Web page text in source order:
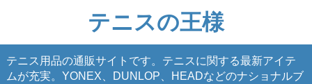
テニスの王様
テニス用品の通販サイトです。テニスに関する最新アイテ
ムが充実。YONEX、DUNLOP、HEADなどのナショナルブ